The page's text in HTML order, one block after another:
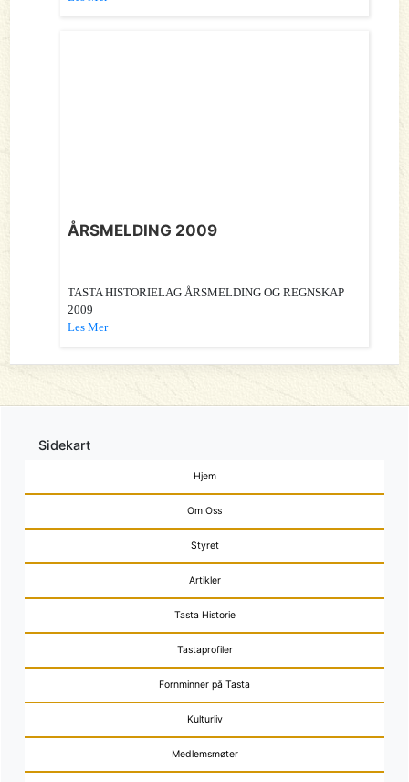
ÅRSMELDING 2009
TASTA HISTORIELAG ÅRSMELDING OG REGNSKAP
2009
Les Mer
Sidekart
Hjem
Om Oss
Styret
Artikler
Tasta Historie
Tastaprofiler
Fornminner på Tasta
Kulturliv
Medlemsmøter